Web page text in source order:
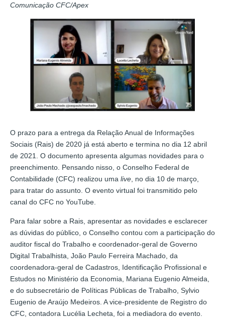
Comunicação CFC/Apex
O prazo para a entrega da Relação Anual de Informações
Sociais (Rais) de 2020 já está aberto e termina no dia 12 abril
de 2021. O documento apresenta algumas novidades para o
preenchimento. Pensando nisso, o Conselho Federal de
Contabilidade (CFC) realizou uma live, no dia 10 de março,
para tratar do assunto. O evento virtual foi transmitido pelo
canal do CFC no YouTube.
Para falar sobre a Rais, apresentar as novidades e esclarecer
as dúvidas do público, o Conselho contou com a participação do
auditor fiscal do Trabalho e coordenador-geral de Governo
Digital Trabalhista, João Paulo Ferreira Machado, da
coordenadora-geral de Cadastros, Identificação Profissional e
Estudos no Ministério da Economia, Mariana Eugenio Almeida,
e do subsecretário de Políticas Públicas de Trabalho, Sylvio
Eugenio de Araújo Medeiros. A vice-presidente de Registro do
CFC, contadora Lucélia Lecheta, foi a mediadora do evento.